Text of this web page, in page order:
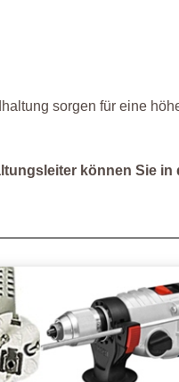
sorgen für eine
können Sie